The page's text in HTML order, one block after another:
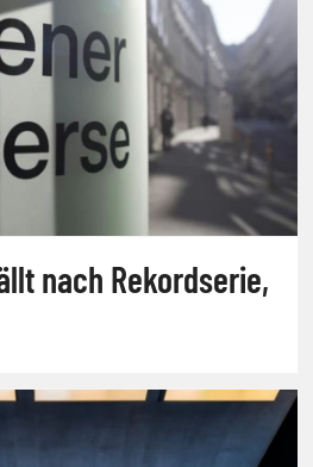
nach Rekordserie,